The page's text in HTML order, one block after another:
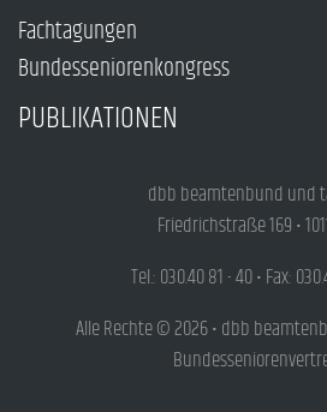
Fachtagungen
Bundesseniorenkongress
PUBLIKATIONEN
dbb beamtenbund und
Friedrichstraße 169 •
Tel.: 030.40 81 - 40 • Fax:
Alle Rechte © 2026 • dbb